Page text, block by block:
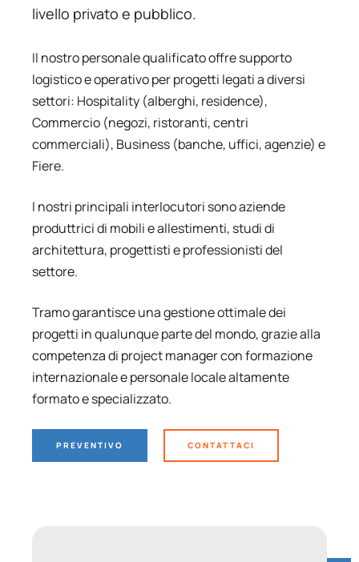
livello privato e pubblico.
Il nostro personale qualificato offre supporto
logistico e operativo per progetti legati a diversi
settori: Hospitality (alberghi, residence),
Commercio (negozi, ristoranti, centri
commerciali), Business (banche, uffici, agenzie) e
Fiere.
I nostri principali interlocutori sono aziende
produttrici di mobili e allestimenti, studi di
architettura, progettisti e professionisti del
settore.
Tramo garantisce una gestione ottimale dei
progetti in qualunque parte del mondo, grazie alla
competenza di project manager con formazione
internazionale e personale locale altamente
formato e specializzato.
PREVENTIVO CONTATTACI